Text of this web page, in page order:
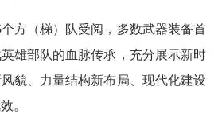
（梯）队受阅，多数武器装备首
雄部队的血脉传承，充分展示新时
貌、力量结构新布局、现代化建设
。